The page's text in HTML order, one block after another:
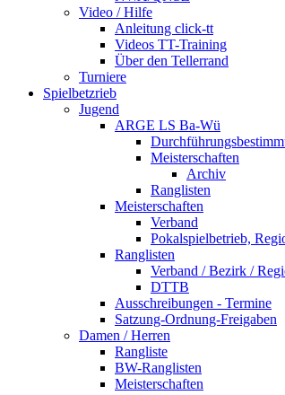
Video / Hilfe
Anleitung click-tt
Videos TT-Training
Über den Tellerrand
Turniere
Spielbetzrieb
Jugend
ARGE LS Ba-Wü
Meisterschaften
Archiv
Ranglisten
Meisterschaften
Verband
Pokalspielbetrieb,
Ranglisten
Verband / Bezirk /
DTTB
Ausschreibungen - Termine
Satzung-Ordnung-Freigaben
Damen / Herren
Rangliste
BW-Ranglisten
Meisterschaften